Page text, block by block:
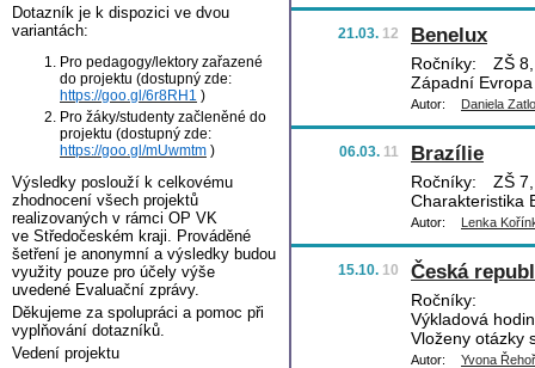
Dotazník je k dispozici ve dvou
variantách:
Pro pedagogy/lektory zařazené
do projektu (dostupný zde:
https://goo.gl/6r8RH1 )
Pro žáky/studenty začleněné do
projektu (dostupný zde:
https://goo.gl/mUwmtm )
Výsledky poslouží k celkovému
zhodnocení všech projektů
realizovaných v rámci OP VK
ve Středočeském kraji. Prováděné
šetření je anonymní a výsledky budou
využity pouze pro účely výše
uvedené Evaluační zprávy.
Děkujeme za spolupráci a pomoc při
vyplňování dotazníků.
Vedení projektu
21.03. 12 Benelux
Ročníky:
ZŠ
Západní
Autor: Daniela
06.03. 11 Brazílie
Ročníky:
ZŠ 7,
Charakteristika
Autor: Lenka
15.10. 10 Česká
Ročníky:
Výkladová
Vloženy otázky
Autor: Yvona